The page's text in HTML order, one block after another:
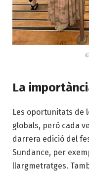
La
Les oportunitats de
globals, però cada
darrera edició del
Sundance, per
llargmetratges.